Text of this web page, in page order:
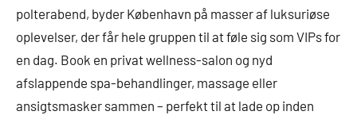
polterabend, byder København på masser af luksuriøse
oplevelser, der får hele gruppen til at føle sig som VIPs for
en dag. Book en privat wellness-salon og nyd
afslappende spa-behandlinger, massage eller
ansigtsmasker sammen – perfekt til at lade op inden